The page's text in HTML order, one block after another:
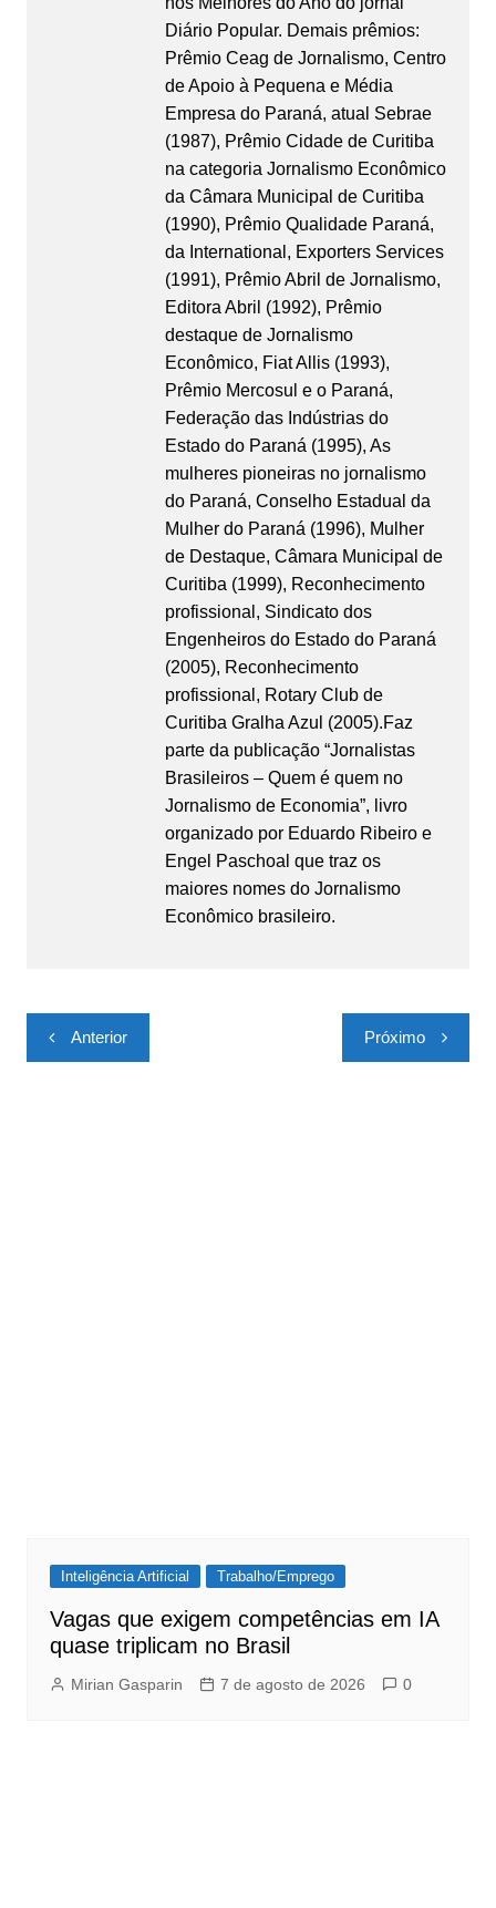
Diário Popular. Demais prêmios:
Prêmio Ceag de Jornalismo, Centro
de Apoio à Pequena e Média
Empresa do Paraná, atual Sebrae
(1987), Prêmio Cidade de Curitiba
na categoria Jornalismo Econômico
da Câmara Municipal de Curitiba
(1990), Prêmio Qualidade Paraná,
da International, Exporters Services
(1991), Prêmio Abril de Jornalismo,
Editora Abril (1992), Prêmio
destaque de Jornalismo
Econômico, Fiat Allis (1993),
Prêmio Mercosul e o Paraná,
Federação das Indústrias do
Estado do Paraná (1995), As
mulheres pioneiras no jornalismo
do Paraná, Conselho Estadual da
Mulher do Paraná (1996), Mulher
de Destaque, Câmara Municipal de
Curitiba (1999), Reconhecimento
profissional, Sindicato dos
Engenheiros do Estado do Paraná
(2005), Reconhecimento
profissional, Rotary Club de
Curitiba Gralha Azul (2005).Faz
parte da publicação “Jornalistas
Brasileiros – Quem é quem no
Jornalismo de Economia”, livro
organizado por Eduardo Ribeiro e
Engel Paschoal que traz os
maiores nomes do Jornalismo
Econômico brasileiro.
Navegação
de
Anterior Próximo
Inteligência Artificial Trabalho/Emprego
Vagas que exigem competências em IA
quase triplicam no Brasil
Mirian Gasparin 7 de agosto de 2026 0